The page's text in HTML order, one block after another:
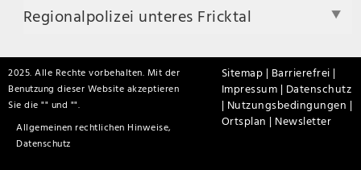
Regionalpolizei unteres Fricktal
2025. Alle Rechte vorbehalten. Mit der
Benutzung dieser Website akzeptieren
Sie die "
Allgemeinen rechtlichen Hinweise,
Datenschutz
" und "".
Sitemap | Barrierefrei |
Impressum | Datenschutz
| Nutzungsbedingungen |
Ortsplan | Newsletter